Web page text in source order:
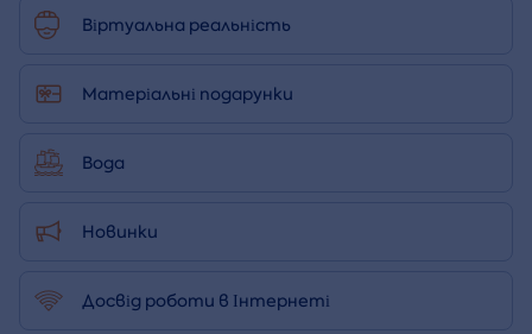
Віртуальна реальність
Матеріальні подарунки
Вода
Новинки
Досвід роботи в Інтернеті